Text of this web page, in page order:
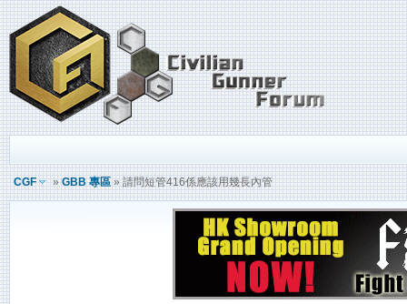
CGF »GBB 專區» 請問短管416係應該用幾長內管